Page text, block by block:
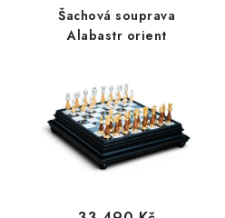
Šachová souprava
Alabastr orient